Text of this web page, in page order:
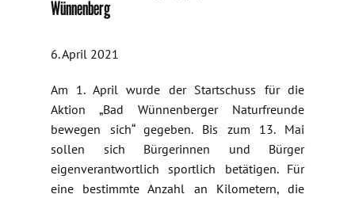
Wünnenberg
6. April 2021
Am 1. April wurde der Startschuss für die
Aktion „Bad Wünnenberger Naturfreunde
bewegen sich“ gegeben. Bis zum 13. Mai
sollen sich Bürgerinnen und Bürger
eigenverantwortlich sportlich betätigen. Für
eine bestimmte Anzahl an Kilometern, die